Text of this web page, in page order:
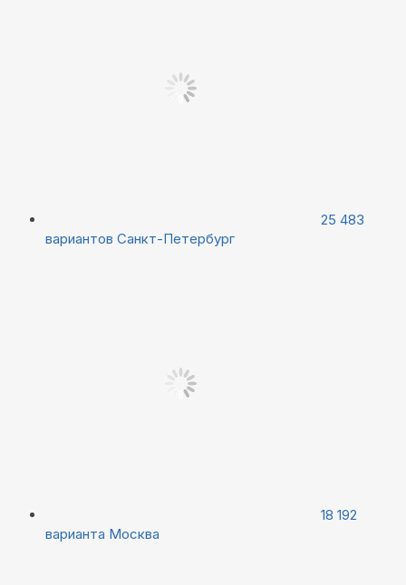
25 483
вариантов Санкт-Петербург
18 192
варианта Москва